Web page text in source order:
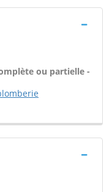
ou partielle -